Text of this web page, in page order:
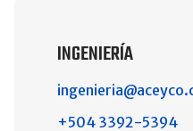
INGENIERÍA
+504 3392-5394